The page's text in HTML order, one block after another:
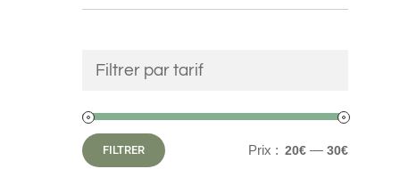
Filtrer par tarif
Prix
Prix
FILTRER Prix : 20€ — 30€